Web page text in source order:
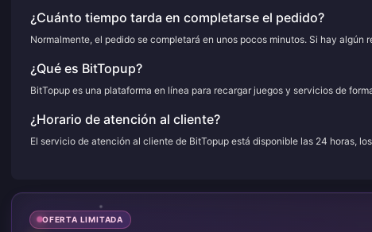
¿Cuánto tiempo tarda en completarse el pedido?
Normalmente, el pedido se completará en unos pocos minutos. Si hay
¿Qué es BitTopup?
BitTopup es una plataforma en línea para recargar juegos y servicios de
¿Horario de atención al cliente?
El servicio de atención al cliente de BitTopup está disponible las 24 horas,
OFERTA LIMITADA